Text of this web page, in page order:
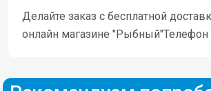
Делайте заказ с бесплатной
онлайн магазине "Рыбный"Телефон